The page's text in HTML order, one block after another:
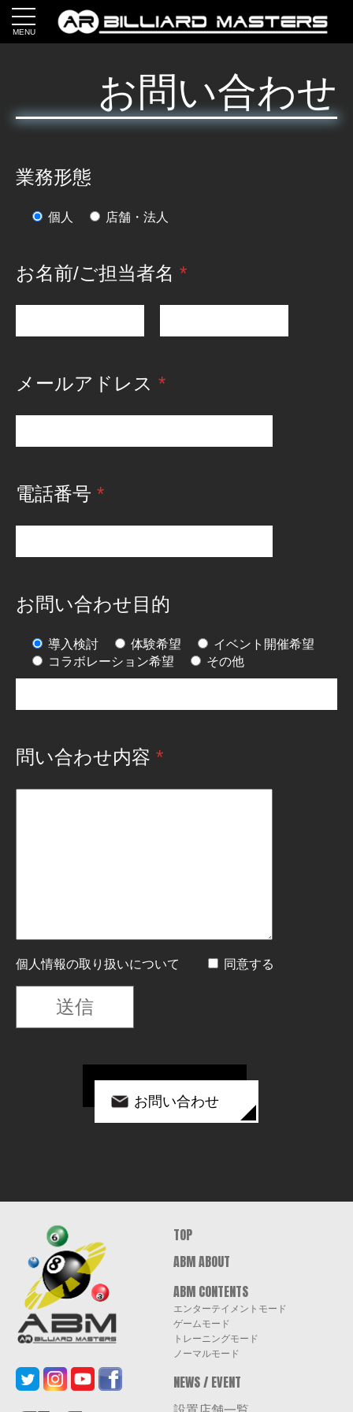
MENU
お問い合わせ
業務形態
個人 店舗・法人
お名前/ご担当者名 *
メールアドレス *
電話番号 *
お問い合わせ目的
導入検討 体験希望
イベント開催希望
コラボレーション希望
その他
問い合わせ内容 *
個人情報の取り扱いについて 同意する
お問い合わせ
ABM AR
BILLIARD
MASTERS
TOP
ABM ABOUT
ABM CONTENTS
エンターテイメントモード
ゲームモード
トレーニングモード
ノーマルモード
NEWS / EVENT